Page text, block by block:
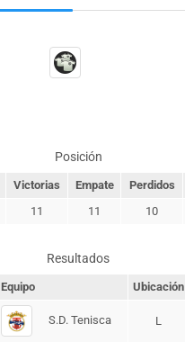
Posición
Victorias Empate Perdidos
11 11 10
Resultados
Equipo Ubicación
S.D. Tenisca L